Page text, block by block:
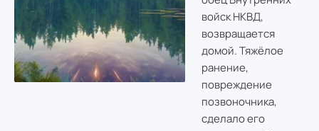
войск НКВД,
возвращается
домой. Тяжёлое
ранение,
повреждение
позвоночника,
сделало его